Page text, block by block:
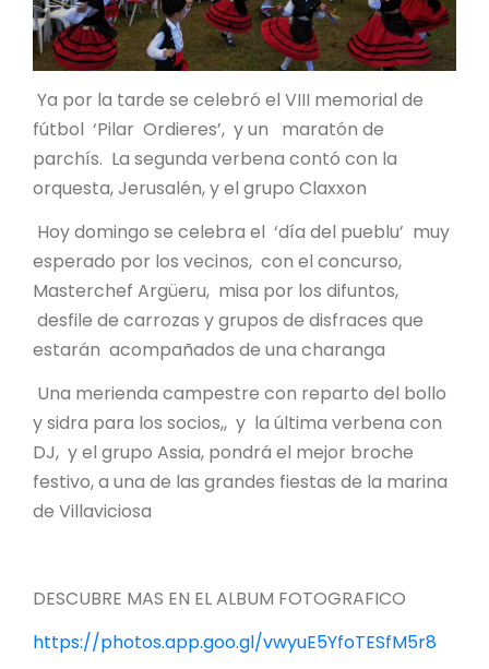
Ya por la tarde se celebró el VIII memorial de
fútbol ‘Pilar Ordieres’, y un maratón de
parchís. La segunda verbena contó con la
orquesta, Jerusalén, y el grupo Claxxon
Hoy domingo se celebra el ‘día del pueblu’ muy
esperado por los vecinos, con el concurso,
Masterchef Argüeru, misa por los difuntos,
desfile de carrozas y grupos de disfraces que
estarán acompañados de una charanga
Una merienda campestre con reparto del bollo
y sidra para los socios,, y la última verbena con
DJ, y el grupo Assia, pondrá el mejor broche
festivo, a una de las grandes fiestas de la marina
de Villaviciosa
DESCUBRE MAS EN EL ALBUM FOTOGRAFICO
https://photos.app.goo.gl/vwyuE5YfoTESfM5r8